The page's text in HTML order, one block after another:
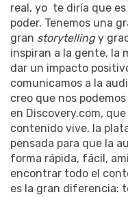
real, yo te diría que
poder. Tenemos una
gran storytellingy
inspiran a la gente, la
dar un impacto
comunicamos a la
creo que nos
en Discovery.com,
contenido vive, la
pensada para que la
forma rápida, fácil,
encontrar todo el
es la gran diferencia: